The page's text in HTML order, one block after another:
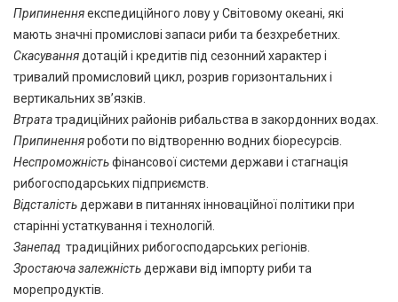
Припиненняекспедиційного лову у Світовому океані, які
мають значні промислові запаси риби та безхребетних.
Скасування дотацій і кредитів під сезонний характер і
тривалий промисловий цикл, розрив горизонтальних і
вертикальних зв’язків.
Втрататрадиційних районів рибальства в закордонних водах.
Припиненняроботи по відтворенню водних біоресурсів.
Неспроможністьфінансової системи держави і стагнація
рибогосподарських підприємств.
Відсталість держави в питаннях інноваційної політики при
старінні устаткування і технологій.
Занепад традиційних рибогосподарських регіонів.
Зростаюча залежність держави від імпорту риби та
морепродуктів.